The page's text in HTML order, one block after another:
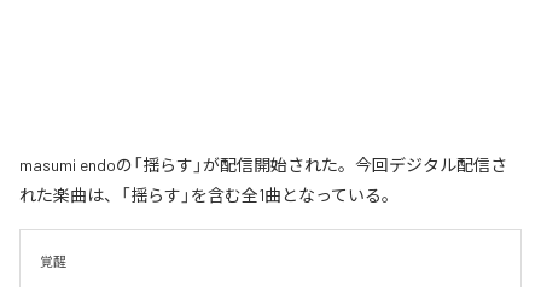
masumi endoの「揺らす」が配信開始された。今回デジタル配信さ
れた楽曲は、「揺らす」を含む全1曲となっている。
覚醒